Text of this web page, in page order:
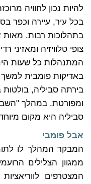
להיות נכון לחוויה
בכל עיר, עיירה וכפר
בתהלוכות רבות. מאות
צופי טלוויזיה ומאזיני
המתנהלות כל שעות
באדיקות פומבית למשך
בירתה סביליה,
סביליה היא מקום
אבל פומבי
המבקר המהלך לו
ממגוון הצלילים
המצטרפים